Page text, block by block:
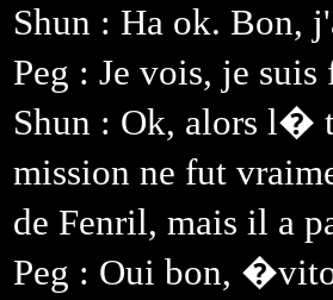
Shun : Ha ok.
Peg : Je vois, je
Shun : Ok, alors l�
mission ne fut
de Fenril, mais il a
Peg : Oui bon,